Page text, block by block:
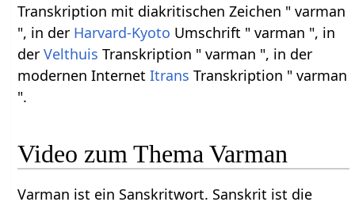
Transkription mit diakritischen Zeichen " varman
", in der Harvard-Kyoto Umschrift " varman ", in
derVelthuis Transkription " varman ", in der
modernen InternetItrans Transkription " varman
".
Video zum Thema Varman
Varman ist ein Sanskritwort. Sanskrit ist die